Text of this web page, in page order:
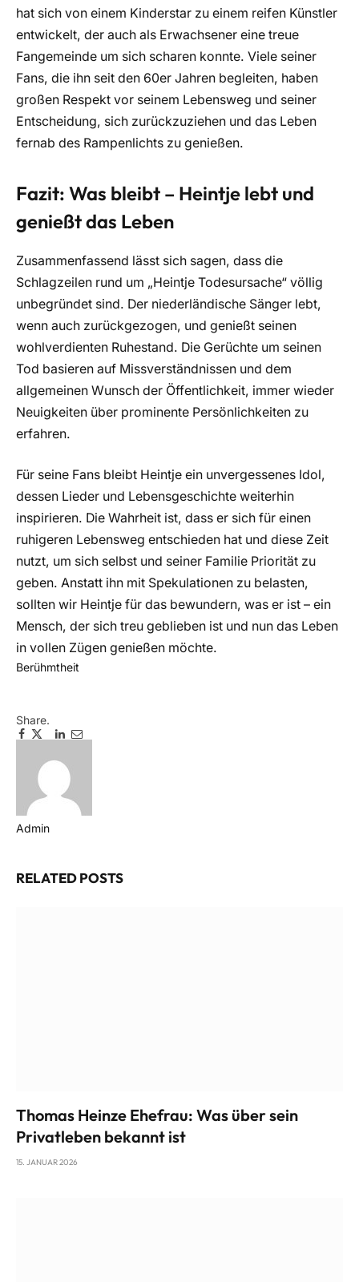
hat sich von einem Kinderstar zu einem reifen Künstler
entwickelt, der auch als Erwachsener eine treue
Fangemeinde um sich scharen konnte. Viele seiner
Fans, die ihn seit den 60er Jahren begleiten, haben
großen Respekt vor seinem Lebensweg und seiner
Entscheidung, sich zurückzuziehen und das Leben
fernab des Rampenlichts zu genießen.
Fazit: Was bleibt – Heintje lebt und
genießt das Leben
Zusammenfassend lässt sich sagen, dass die
Schlagzeilen rund um „Heintje Todesursache“ völlig
unbegründet sind. Der niederländische Sänger lebt,
wenn auch zurückgezogen, und genießt seinen
wohlverdienten Ruhestand. Die Gerüchte um seinen
Tod basieren auf Missverständnissen und dem
allgemeinen Wunsch der Öffentlichkeit, immer wieder
Neuigkeiten über prominente Persönlichkeiten zu
erfahren.
Für seine Fans bleibt Heintje ein unvergessenes Idol,
dessen Lieder und Lebensgeschichte weiterhin
inspirieren. Die Wahrheit ist, dass er sich für einen
ruhigeren Lebensweg entschieden hat und diese Zeit
nutzt, um sich selbst und seiner Familie Priorität zu
geben. Anstatt ihn mit Spekulationen zu belasten,
sollten wir Heintje für das bewundern, was er ist – ein
Mensch, der sich treu geblieben ist und nun das Leben
in vollen Zügen genießen möchte.
Berühmtheit
Share.
Facebook
Twitter
Pinterest
LinkedIn
EmailTelegram
Admin
RELATEDPOSTS
Thomas Heinze Ehefrau: Was über sein
Privatleben bekannt ist
15. JANUAR 2026